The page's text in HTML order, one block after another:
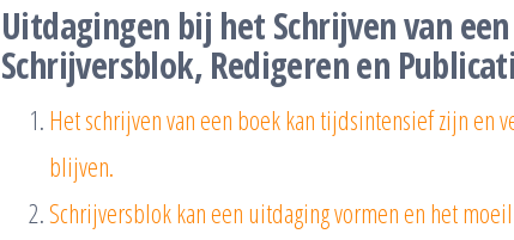
Uitdagingen bij het Schrijven van
Schrijversblok, Redigeren en
Het schrijven van een boek kan tijdsintensief zijn en
blijven.
Schrijversblok kan een uitdaging vormen en het